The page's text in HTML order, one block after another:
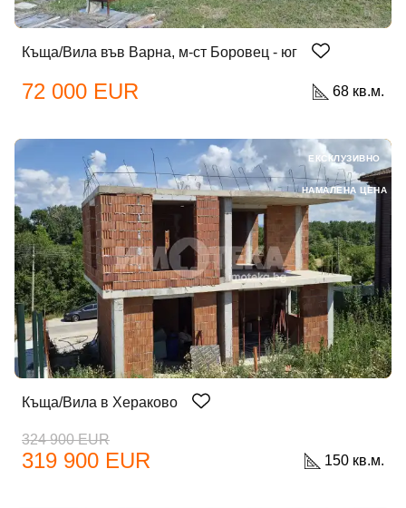
Къща/Вила във Варна, м-ст Боровец - юг
72 000 EUR 68 кв.м.
Къща/Вила в Хераково
324 900 EUR
319 900 EUR 150 кв.м.
ЕКСКЛУЗИВНО
НАМАЛЕНА ЦЕНА